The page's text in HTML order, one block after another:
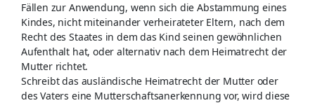
Fällen zur Anwendung, wenn sich die Abstammung eines
Kindes, nicht miteinander verheirateter Eltern, nach dem
Recht des Staates in dem das Kind seinen gewöhnlichen
Aufenthalt hat, oder alternativ nach dem Heimatrecht der
Mutter richtet.
Schreibt das ausländische Heimatrecht der Mutter oder
des Vaters eine Mutterschaftsanerkennung vor, wird diese